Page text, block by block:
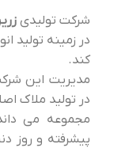
شرکت تولیدی
در زمینه تولید
کند.
مدیریت این
در تولید ملاک
مجموعه می
پیشرفته و روز